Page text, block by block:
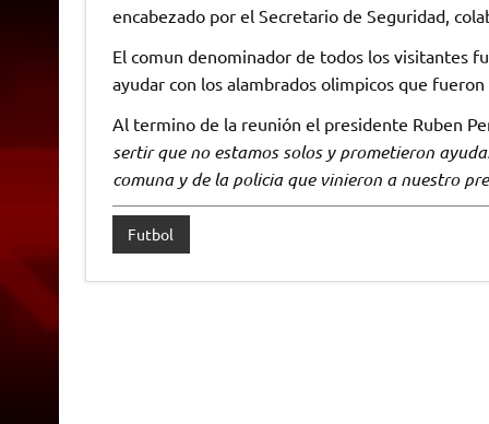
encabezado por el Secretario de Seguridad,
El comun denominador de todos los visitantes
ayudar con los alambrados olimpicos que fueron
Al termino de la reunión el presidente Ruben
sertir que no estamos solos y prometieron
comuna y de la policia que vinieron a nuestro
Futbol